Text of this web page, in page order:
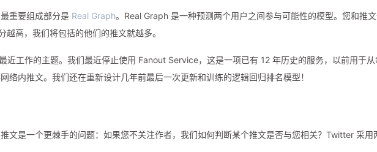
重要组成部分是 Real Graph。Real Graph 是一种预测两个用户之间参与可能性的模型。您和推
越高，我们将包括的他们的推文就越多。
近工作的主题。我们最近停止使用 Fanout Service，这是一项已有 12 年历史的服务，以前用于从
络内推文。我们还在重新设计几年前最后一次更新和训练的逻辑回归排名模型！
文是一个更棘手的问题：如果您不关注作者，我们如何判断某个推文是否与您相关？Twitter 采用